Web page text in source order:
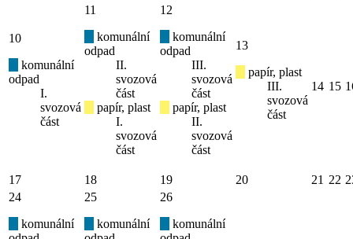
10
komunální
odpad
I.
svozová
část
11
komunální
odpad
II.
svozová
část
papír, plast
I.
svozová
část
12
komunální
odpad
III.
svozová
část
papír, plast
II.
svozová
část
13
papír, plast
III.
svozová
část
14 15
17 18 19 20 21 22
24
komunální
25
komunální
26
komunální